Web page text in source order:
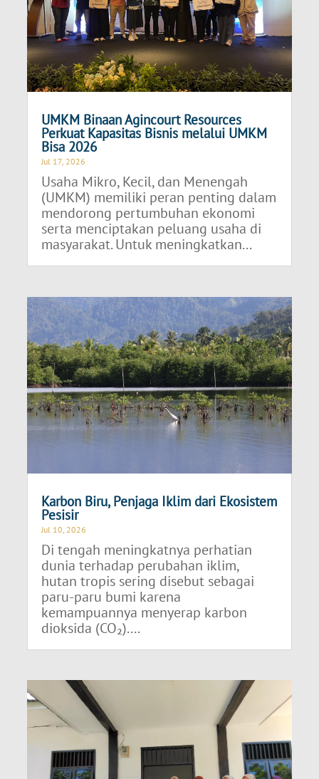
UMKM Binaan Agincourt Resources
Perkuat Kapasitas Bisnis melalui UMKM
Bisa 2026
Jul 17, 2026
Usaha Mikro, Kecil, dan Menengah
(UMKM) memiliki peran penting dalam
mendorong pertumbuhan ekonomi
serta menciptakan peluang usaha di
masyarakat. Untuk meningkatkan...
Karbon Biru, Penjaga Iklim dari Ekosistem
Pesisir
Jul 10, 2026
Di tengah meningkatnya perhatian
dunia terhadap perubahan iklim,
hutan tropis sering disebut sebagai
paru-paru bumi karena
kemampuannya menyerap karbon
dioksida (CO₂)....